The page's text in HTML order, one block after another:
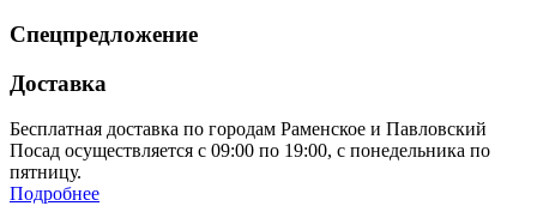
Спецпредложение
Доставка
Бесплатная доставка по городам Раменское и Павловский
Посад осуществляется с 09:00 по 19:00, с понедельника по
пятницу.
Подробнее